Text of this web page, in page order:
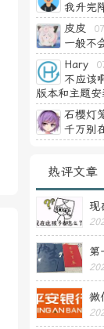
我升完
皮皮
一般不
Hary
不应该
版本和主题
石樱灯
千万别
热评文章
现
第
怀
微